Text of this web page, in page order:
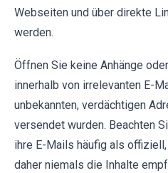
Webseiten und über direkte
werden.
Öffnen Sie keine Anhänge
innerhalb von irrelevanten E-
unbekannten, verdächtigen
versendet wurden. Beachten
ihre E-Mails häufig als
daher niemals die Inhalte